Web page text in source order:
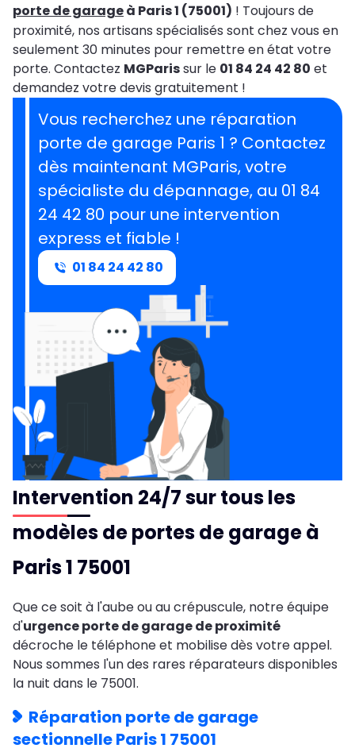
porte de garageà Paris 1 (75001) ! Toujours de
proximité, nos artisans spécialisés sont chez vous en
seulement 30 minutes pour remettre en état votre
porte. Contactez MGParissur le 01 84 24 42 80 et
demandez votre devis gratuitement !
Vous recherchez une réparation
porte de garage Paris 1 ? Contactez
dès maintenant MGParis, votre
spécialiste du dépannage, au 01 84
24 42 80 pour une intervention
express et fiable !
01 84 24 42 80
Intervention 24/7 sur tous les
modèles de portes de garage à
Paris 1 75001
Que ce soit à l'aube ou au crépuscule, notre équipe
d'urgence porte de garage de proximité
décroche le téléphone et mobilise dès votre appel.
Nous sommes l'un des rares réparateurs disponibles
la nuit dans le 75001.
Réparation porte de garage
sectionnelle Paris 1 75001